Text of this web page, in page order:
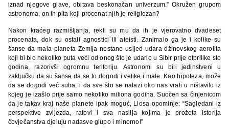
iznad njegove glave, obitava beskonačan univerzum.” Okružen grupom
astronoma, on ih pita koji procenat njih je religiozan?
Nakon kraćeg razmišljanja, rekli su mu da ih je vjerovatno dvadeset
procenata, dok su ostali agnostici ili ateisti. Zanimalo ga je i kolike su
šanse da mala planeta Zemlja nestane usljed udara džinovskog aerolita
koji bi bio nekoliko puta veći od onog što je udario u Sibir prije otprilike sto
godina, razorivši ogromnu teritoriju. Astronomi su bili jedinstveni u
zaključku da su šanse da se to dogodi i velike i male. Kao hipoteza, može
da se dogodi već sutra, i da sve što se nalazi oko nas vrati u ništavilo iz
kojeg je izašlo prije samo nekoliko miliona godina. Suočen sa činjenicom
da je takav kraj naše planete ipak moguć, Llosa opominje: “Sagledani iz
perspektive zvijezda, ratovi i sva nasilja kojima je prožeta istorija
čovječanstva djeluju nadasve glupo i minorno!”